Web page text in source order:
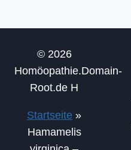
© 2026
Homöopathie.Domain-
Root.de H
Startseite »
Hamamelis